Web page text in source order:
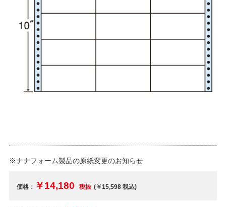
※ナナフォーム製品の原紙変更のお知らせ
価格： ￥14,180 税抜 (￥15,598税込)